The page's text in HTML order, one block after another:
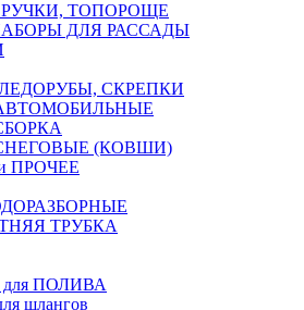
ТОПОРОЩЕ
ДЛЯ РАССАДЫ
СКРЕПКИ
(КОВШИ)
ПРОЧЕЕ
ТРУБКА
ПОЛИВА
шлангов